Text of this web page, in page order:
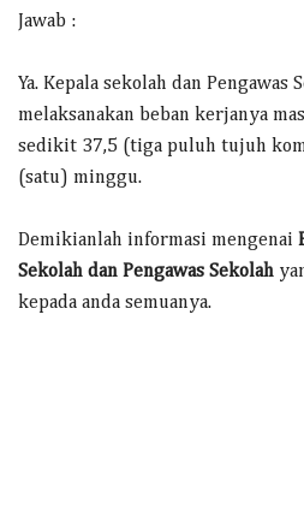
Jawab :
Ya. Kepala sekolah dan Pengawas
melaksanakan beban kerjanya
sedikit 37,5 (tiga puluh tujuh
(satu) minggu.
Demikianlah informasi mengenai
Sekolah dan Pengawas Sekolah
kepada anda semuanya.